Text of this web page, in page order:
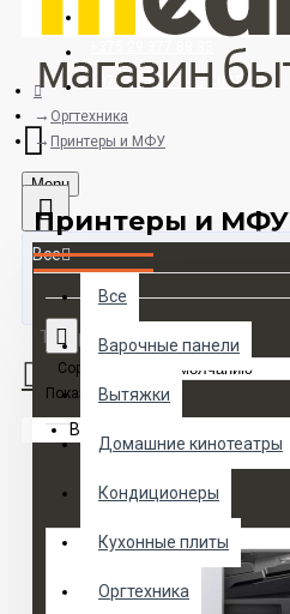
Регистрация
+375 33 673 17 31 (МТС)
Menu
Все
Все
Варочные панели
Вытяжки
Домашние кинотеатры
Кондиционеры
Кухонные плиты
Оргтехника
Товаров 0 (0 руб.)
Ваша корзина пуста!
Оргтехника
Принтеры и МФУ
Принтеры и МФУ
Сортировка:
Показать: